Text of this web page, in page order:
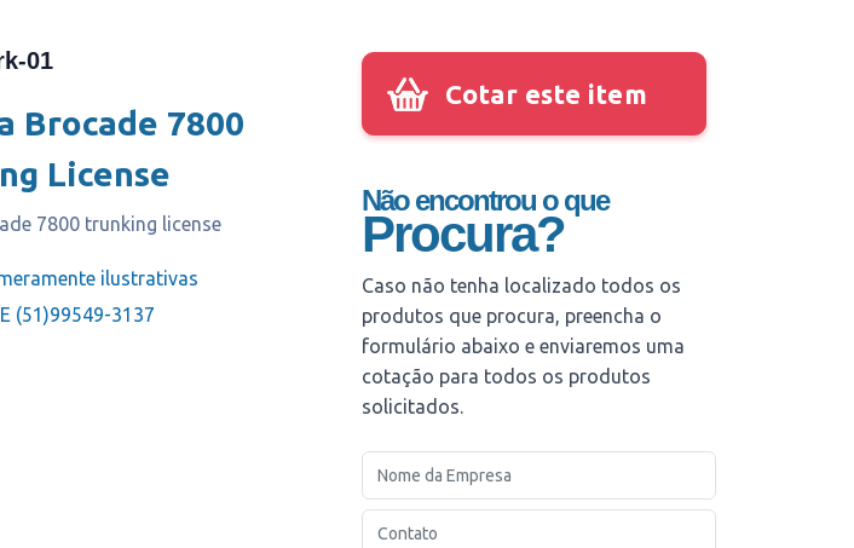
01
Brocade 7800
License
7800 trunking license
ilustrativas
(51)99549-3137
Cotar este item
Não encontrou o que
Procura?
Caso não tenha localizado todos os
produtos que procura, preencha o
formulário abaixo e enviaremos uma
cotação para todos os produtos
solicitados.